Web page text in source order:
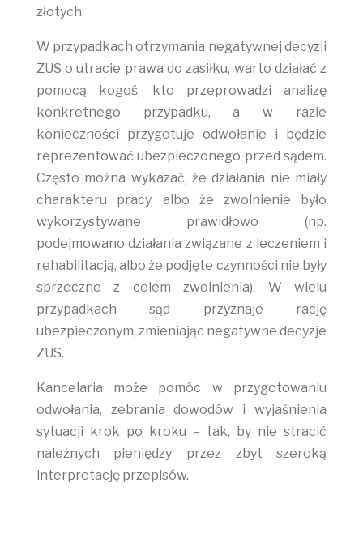
złotych.
W przypadkach otrzymania negatywnej decyzji
ZUS o utracie prawa do zasiłku, warto działać z
pomocą kogoś, kto przeprowadzi analizę
konkretnego przypadku, a w razie
konieczności przygotuje odwołanie i będzie
reprezentować ubezpieczonego przed sądem.
Często można wykazać, że działania nie miały
charakteru pracy, albo że zwolnienie było
wykorzystywane prawidłowo (np.
podejmowano działania związane z leczeniem i
rehabilitacją, albo że podjęte czynności nie były
sprzeczne z celem zwolnienia). W wielu
przypadkach sąd przyznaje rację
ubezpieczonym, zmieniając negatywne decyzje
ZUS.
Kancelaria może pomóc w przygotowaniu
odwołania, zebrania dowodów i wyjaśnienia
sytuacji krok po kroku – tak, by nie stracić
należnych pieniędzy przez zbyt szeroką
interpretację przepisów.